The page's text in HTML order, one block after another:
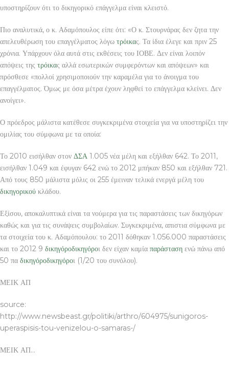
υποστηρίζουν ότι το δικηγορικό επάγγελμα είναι κλειστό.
Πιο αναλυτικά, ο κ. Αδαμόπουλος είπε ότι: «Ο κ. Στουρνάρας δεν ζητα την
απελευθέρωση του επαγγέλματος λόγω τρόικας. Τα ίδια έλεγε και πριν 25
χρόνια. Υπάρχουν όλα αυτά στις εκθέσεις του ΙΟΒΕ. Δεν είναι λοιπόν
απόψεις της τρόικας αλλά εσωτερικών συμφερόντων και απόψεων» και
πρόσθεσε «πολλοί χρησιμοποιούν την καραμέλα για το άνοιγμα του
επαγγέλματος. Όμως με όσα μέτρα έχουν ληφθεί το επάγγελμα κλείνει. Δεν
ανοίγει».
Ο πρόεδρος μάλιστα κατέθεσε συγκεκριμένα στοιχεία για να υποστηρίζει την
ομιλίας του σύμφωνα με τα οποία:
Το 2010 εισήλθαν στον ΔΣΑ 1.005 νέα μέλη και εξήλθαν 642. Το 2011,
εισήλθαν 1.049 και έφυγαν 642 ενώ το 2012 μπήκαν 850 και εξήλθαν 721.
Από τους 850 μάλιστα μόλις οι 255 έμειναν τελικά ενεργά μέλη του
δικηγορικού κλάδου.
Εξίσου, αποκαλυπτικά είναι τα νούμερα για τις παραστάσεις των δικηγόρων
καθώς και για τις συνάψεις συμβολαίων. Συγκεκριμένα, απιστια σύμφωνα με
τα στοιχεία του κ. Αδαμόπουλου: το 2011 δόθηκαν 1.056.000 παραστάσεις
και το 2012 9 δικηγόροδικηγόροι δεν είχαν καμία παράσταση ενώ πάνω από
50 πα δικηγόροδικηγόροι (1/20 του συνόλου).
ΜΕΙΚ ΑΠ
source:
http://www.newsbeast.gr/politiki/arthro/604975/sunigoros-
uperaspisis-tou-venizelou-o-samaras-/
ΜΕΙΚ ΑΠ…